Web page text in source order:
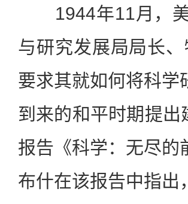
1944年11月，美
与研究发展局局长
要求其就如何将科学
到来的和平时期提
报告《科学：无尽的
布什在该报告中指出